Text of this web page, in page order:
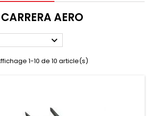
CARRERA AERO

1-10 de 10 article(s)